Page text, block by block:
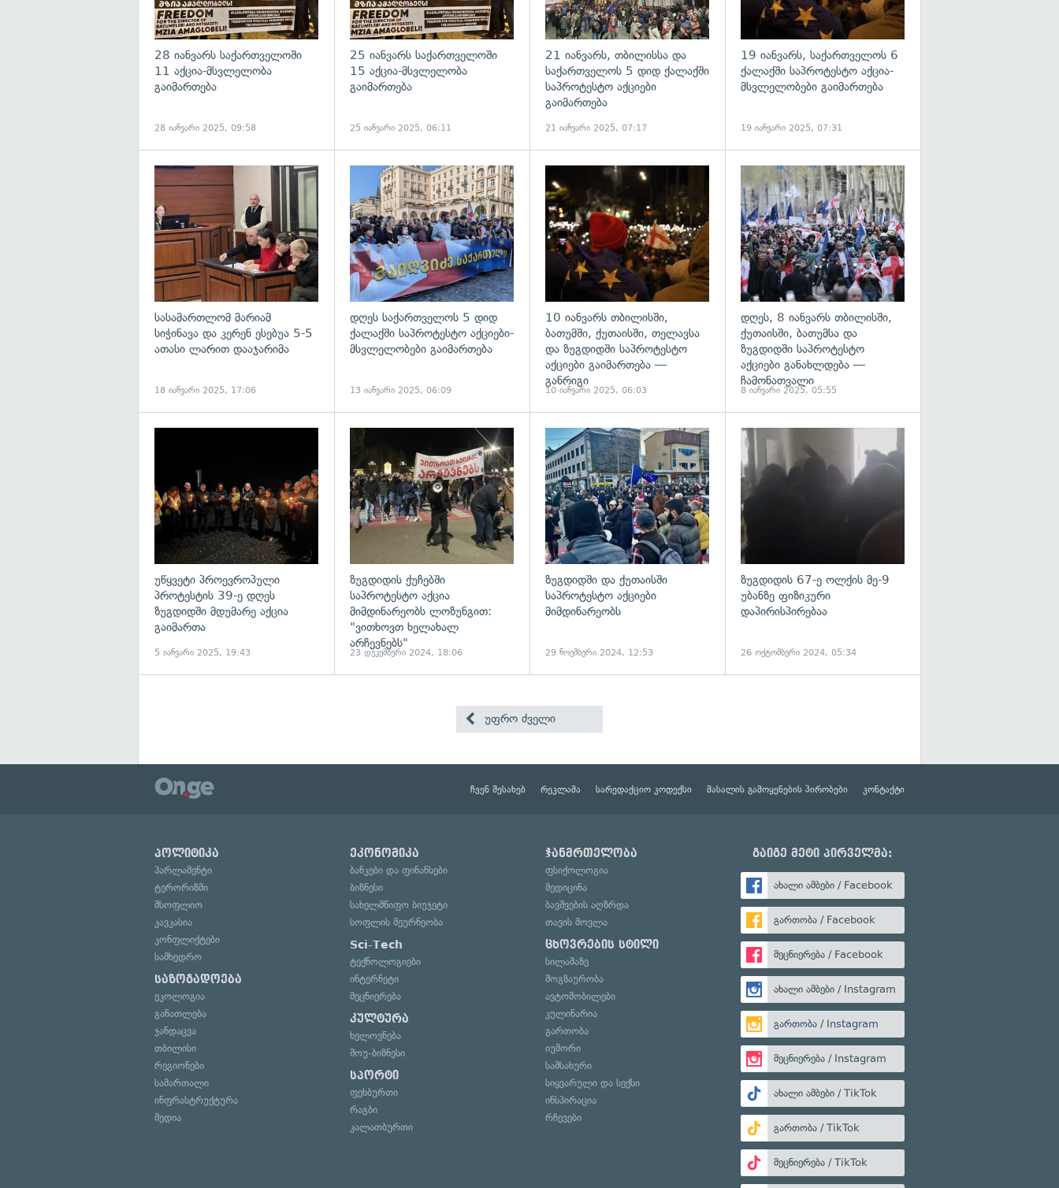
28 იანვარს საქართველოში
11 აქცია-მსვლელობა
გაიმართება
28 იანვარი 2025, 09:58
25 იანვარს საქართველოში
15 აქცია-მსვლელობა
გაიმართება
25 იანვარი 2025, 06:11
21 იანვარს, თბილისსა და
საქართველოს 5 დიდ ქალაქში
საპროტესტო აქციები
გაიმართება
21 იანვარი 2025, 07:17
19 იანვარს, საქართველოს 6
ქალაქში საპროტესტო აქცია-
მსვლელობები გაიმართება
19 იანვარი 2025, 07:31
გადახედვა
სასამართლომ მარიამ
სიჭინავა და კერენ ესებუა 5-5
ათასი ლარით დააჯარიმა
18 იანვარი 2025, 17:06
გადახედვა
დღეს საქართველოს 5 დიდ
ქალაქში საპროტესტო აქციები-
მსვლელობები გაიმართება
13 იანვარი 2025, 06:09
გადახედვა
10 იანვარს თბილისში,
ბათუმში, ქუთაისში, თელავსა
და ზუგდიდში საპროტესტო
აქციები გაიმართება —
განრიგი
10 იანვარი 2025, 06:03
დღეს, 8 იანვარს თბილისში,
ქუთაისში, ბათუმსა და
ზუგდიდში საპროტესტო
აქციები განახლდება —
ჩამონათვალი
8 იანვარი 2025, 05:55
უწყვეტი პროევროპული
პროტესტის 39-ე დღეს
ზუგდიდში მდუმარე აქცია
გაიმართა
5 იანვარი 2025, 19:43
გადახედვა
ზუგდიდის ქუჩებში
საპროტესტო აქცია
მიმდინარეობს ლოზუნგით:
"ვითხოვთ ხელახალ
არჩევნებს"
23 დეკემბერი 2024, 18:06
გადახედვა
ზუგდიდში და ქუთაისში
საპროტესტო აქციები
მიმდინარეობს
29 ნოემბერი 2024, 12:53
ზუგდიდის 67-ე ოლქის მე-9
უბანზე ფიზიკური
დაპირისპირებაა
26 ოქტომბერი 2024, 05:34
უფრო ძველი
ჩვენ შესახებ რეკლამა სარედაქციო კოდექსი მასალის გამოყენების პირობები კონტაქტი
პოლიტიკა
პარლამენტი
ტერორიზმი
მსოფლიო
კავკასია
კონფლიქტები
სამხედრო
საზოგადოება
ეკოლოგია
განათლება
ჯანდაცვა
თბილისი
რეგიონები
სამართალი
ინფრასტრუქტურა
მედია
ეკონომიკა
ბანკები და ფინანსები
ბიზნესი
სახელმწიფო ბიუჯეტი
სოფლის მეურნეობა
Sci-Tech
ტექნოლოგიები
ინტერნეტი
მეცნიერება
კულტურა
ხელოვნება
შოუ-ბიზნესი
სპორტი
ფეხბურთი
რაგბი
კალათბურთი
ჯანმრთელობა
ფსიქოლოგია
მედიცინა
ბავშვების აღზრდა
თავის მოვლა
ცხოვრების სტილი
სილამაზე
მოგზაურობა
ავტომობილები
კულინარია
გართობა
იუმორი
სამსახური
სიყვარული და სექსი
ინსპირაცია
რჩევები
გაიგე მეტი პირველმა:
ახალი ამბები / Facebook
გართობა / Facebook
მეცნიერება / Facebook
ახალი ამბები / Instagram
გართობა / Instagram
მეცნიერება / Instagram
ახალი ამბები / TikTok
გართობა / TikTok
მეცნიერება / TikTok